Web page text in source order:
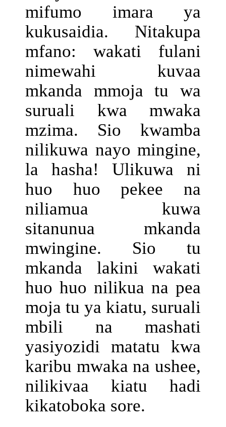
mifumo imara ya
kukusaidia. Nitakupa
mfano: wakati fulani
nimewahi kuvaa
mkanda mmoja tu wa
suruali kwa mwaka
mzima. Sio kwamba
nilikuwa nayo mingine,
la hasha! Ulikuwa ni
huo huo pekee na
niliamua kuwa
sitanunua mkanda
mwingine. Sio tu
mkanda lakini wakati
huo huo nilikua na pea
moja tu ya kiatu, suruali
mbili na mashati
yasiyozidi matatu kwa
karibu mwaka na ushee,
nilikivaa kiatu hadi
kikatoboka sore.